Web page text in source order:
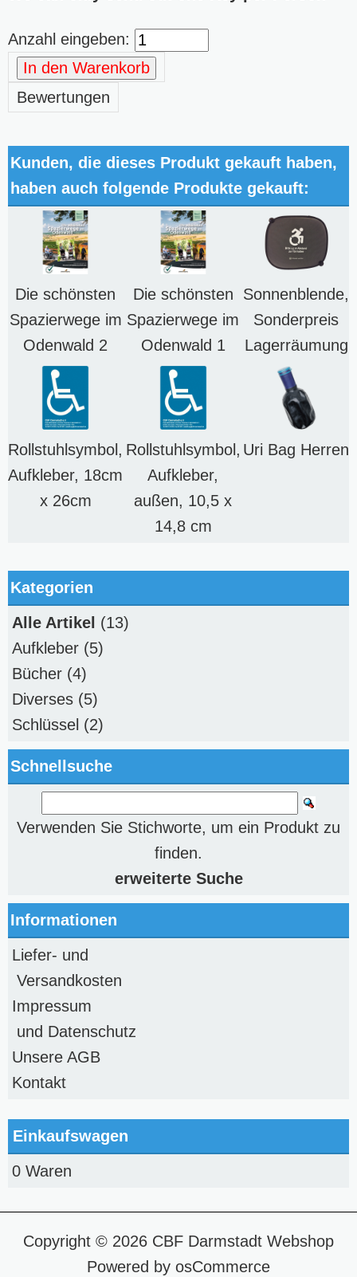
Anzahl eingeben:
In den Warenkorb
Bewertungen
Kunden, die dieses Produkt gekauft haben,
haben auch folgende Produkte gekauft:
Die schönsten
Spazierwege im
Odenwald 2
Die schönsten
Spazierwege im
Odenwald 1
Sonnenblende,
Sonderpreis
Lagerräumung
Rollstuhlsymbol,
Aufkleber, 18cm
x 26cm
Rollstuhlsymbol,
Aufkleber,
außen, 10,5 x
14,8 cm
Uri Bag Herren
Kategorien
Alle Artikel (13)
Aufkleber (5)
Bücher (4)
Diverses (5)
Schlüssel (2)
Schnellsuche
Verwenden Sie Stichworte, um ein Produkt zu
finden.
erweiterte Suche
Informationen
Liefer- und
Versandkosten
Impressum
und Datenschutz
Unsere AGB
Kontakt
Einkaufswagen
0 Waren
Copyright © 2026 CBF Darmstadt Webshop
Powered by osCommerce